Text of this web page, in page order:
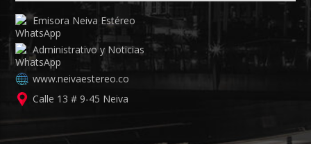
Emisora Neiva Estéreo
Administrativo y Noticias
www.neivaestereo.co
Calle 13 # 9-45 Neiva